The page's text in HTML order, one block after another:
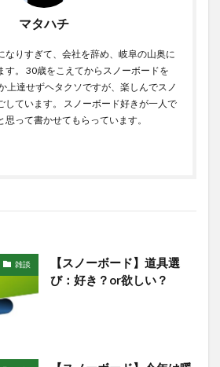
マタハチ
なりすぎて、会社を辞め、岐阜の山奥に
す。 30歳をこえてからスノーボードを
上達せずヘタクソですが、楽しんでスノ
しています。 スノーボード好きが一人で
思って書かせてもらっています。
雑談
【スノーボード】道具選
び：好き？or欲しい？